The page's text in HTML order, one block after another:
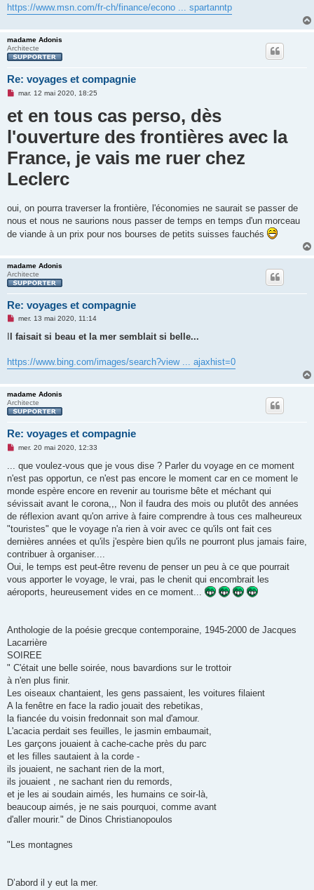
o
https://www.msn.com/fr-ch/finance/econo ... spartanntp
madame Adonis
Architecte
Re: voyages et compagnie
M
s
g
e
n
o
u
mar. 12 mai 2020, 18:25
et en tous cas perso, dès
l'ouverture des frontières avec la
France, je vais me ruer chez
Leclerc
oui, on pourra traverser la frontière, l'économies ne saurait se passer de
nous et nous ne saurions nous passer de temps en temps d'un morceau
de viande à un prix pour nos bourses de petits suisses fauchés
madame Adonis
Architecte
Re: voyages et compagnie
M
s
g
e
o
n
l
u
mer. 13 mai 2020, 11:14
l faisait si beau et la mer semblait si belle...
https://www.bing.com/images/search?view ... ajaxhist=0
madame Adonis
Architecte
Re: voyages et compagnie
M
a
g
n
o
l
u
mer. 20 mai 2020, 12:33
... que voulez-vous que je vous dise ? Parler du voyage en ce moment
n'est pas opportun, ce n'est pas encore le moment car en ce moment le
monde espère encore en revenir au tourisme bête et méchant qui
sévissait avant le corona,,, Non il faudra des mois ou plutôt des années
de réflexion avant qu'on arrive à faire comprendre à tous ces malheureux
"touristes" que le voyage n'a rien à voir avec ce qu'ils ont fait ces
dernières années et qu'ils j'espère bien qu'ils ne pourront plus jamais faire,
contribuer à organiser....
Oui, le temps est peut-être revenu de penser un peu à ce que pourrait
vous apporter le voyage, le vrai, pas le chenit qui encombrait les
aéroports, heureusement vides en ce moment...
Anthologie de la poésie grecque contemporaine, 1945-2000 de Jacques
Lacarrière
SOIREE
" C'était une belle soirée, nous bavardions sur le trottoir
à n'en plus finir.
Les oiseaux chantaient, les gens passaient, les voitures filaient
A la fenêtre en face la radio jouait des rebetikas,
la fiancée du voisin fredonnait son mal d'amour.
L'acacia perdait ses feuilles, le jasmin embaumait,
Les garçons jouaient à cache-cache près du parc
et les filles sautaient à la corde -
ils jouaient, ne sachant rien de la mort,
ils jouaient , ne sachant rien du remords,
et je les ai soudain aimés, les humains ce soir-là,
beaucoup aimés, je ne sais pourquoi, comme avant
d'aller mourir." de Dinos Christianopoulos
"Les montagnes
D’abord il y eut la mer.